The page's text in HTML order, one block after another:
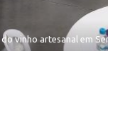
vinho artesanal em